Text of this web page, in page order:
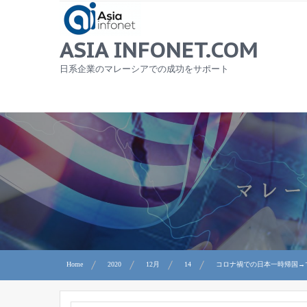
ASIA INFONET.COM
日系企業のマレーシアでの成功をサポート
Home 2020 12月 14 コロナ禍での日本一時帰国→